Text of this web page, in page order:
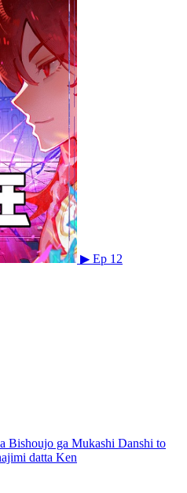
▶ Ep 12